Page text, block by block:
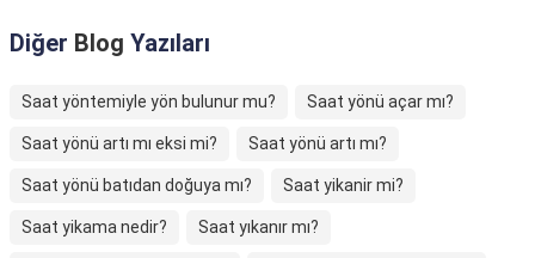
Diğer Blog Yazıları
Saat yöntemiyle yön bulunur mu? Saat yönü açar mı?
Saat yönü artı mı eksi mi? Saat yönü artı mı?
Saat yönü batıdan doğuya mı? Saat yikanir mi?
Saat yikama nedir? Saat yıkanır mı?